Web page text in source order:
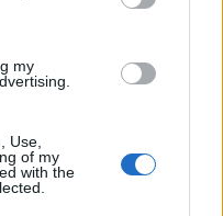
my
Use,
of my
with the